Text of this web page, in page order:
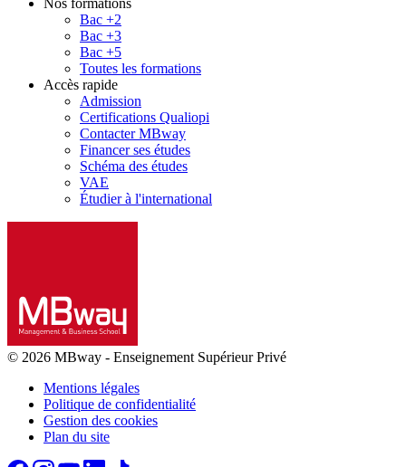
Bac +2
Bac +3
Bac +5
Toutes les formations
Accès rapide
Admission
Certifications Qualiopi
Contacter MBway
Financer ses études
Schéma des études
VAE
Étudier à l'international
© 2026 MBway - Enseignement Supérieur Privé
Mentions légales
Politique de confidentialité
Gestion des cookies
Plan du site